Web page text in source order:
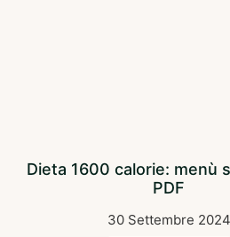
Dieta 1600 calorie: menù
PDF
30 Settembre 2024